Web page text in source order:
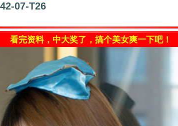
07-T26
看完资料，中大奖了，搞个美女爽一下吧！